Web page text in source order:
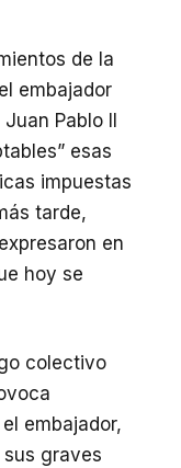
de la
embajador
Pablo II
esas
impuestas
tarde,
en
hoy se
colectivo
embajador,
graves